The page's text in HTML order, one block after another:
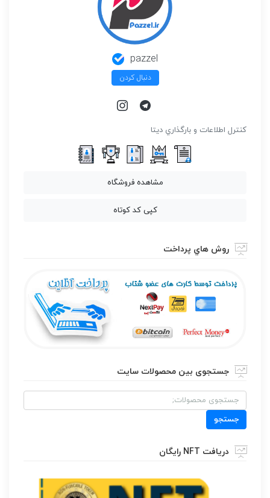
pazzel
دنبال کردن
كنترل اطلاعات و بارگذاري ديتا
مشاهده فروشگاه
کپی کد کوتاه
روش هاي پرداخت
جستجوی بین محصولات سایت
جستجو
برای:
جستجو
دریافت NFT رایگان